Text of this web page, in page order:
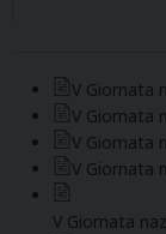
V Giornata
V Giornata
V Giornata
V Giornata
V Giornata